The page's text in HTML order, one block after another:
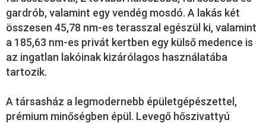
gardrób, valamint egy vendég mosdó. A lakás két
összesen 45,78 nm-es terasszal egészül ki, valamint
a 185,63 nm-es privát kertben egy külső medence is
az ingatlan lakóinak kizárólagos használatába
tartozik.
A társasház a legmodernebb épületgépészettel,
prémium minőségben épül. Levegő hőszivattyú